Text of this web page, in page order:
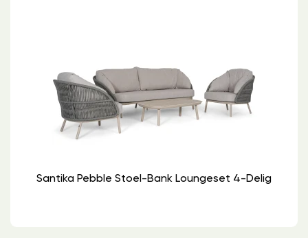
Santika Pebble Stoel-Bank Loungeset 4-Delig